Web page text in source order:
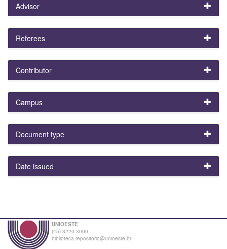
Advisor
Referees
Contributor
Campus
Document type
Date issued
UNIOESTE
(45) 3220-3000
biblioteca.repositorio@unioeste.br